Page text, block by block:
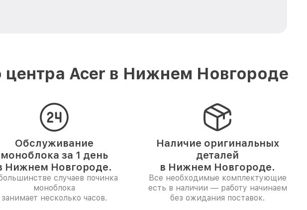
Acer в Нижнем Новгороде
Обслуживание
моноблока за 1 день
Нижнем Новгороде.
случаев починка
моноблока
занимает несколько часов.
Наличие оригинальных
деталей
в Нижнем Новгороде.
Все необходимые комплектующие
есть в наличии — работу начинаем
без ожидания поставок.